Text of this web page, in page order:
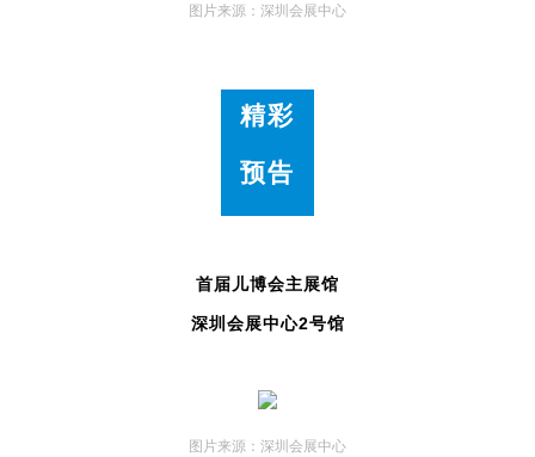
图片来源：深圳会展中心
精彩
预告
首届儿博会主展馆
深圳会展中心2号馆
图片来源：深圳会展中心